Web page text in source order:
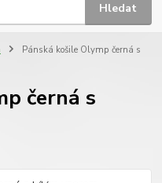
Hledat
Pánská košile Olymp černá s
černá s